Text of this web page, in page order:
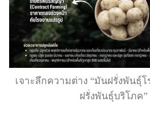
เจาะลึกความต่าง “มันฝรั่งพันธุ์โ
ฝรั่งพันธุ์บริโภค”